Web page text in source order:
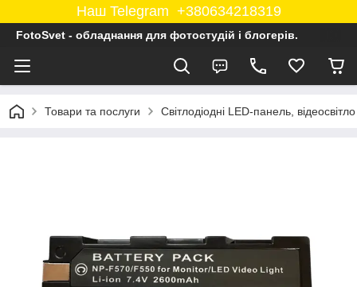
Наш Telegram +380634218319
FotoSvet - обладнання для фотостудій і блогерів.
Товари та послуги Світлодіодні LED-панель, відеосвітло